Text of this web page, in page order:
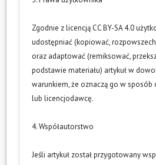
Zgodnie z licencją CC BY-SA 4.0
udostępniać (kopiować,
oraz adaptować (remiksować,
podstawie materiału) artykuł w
warunkiem, że oznaczą go w sposób
lub licencjodawcę.
4. Współautorstwo
Jeśli artykuł został przygotowany